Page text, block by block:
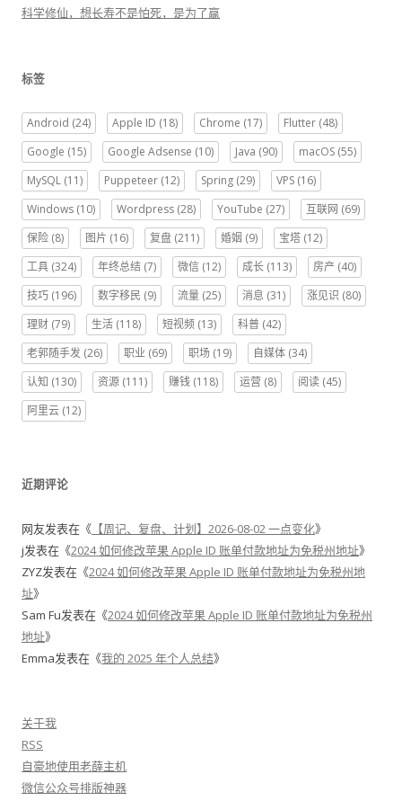
科学修仙，想长寿不是怕死，是为了赢
标签
Android (24) Apple ID (18) Chrome (17) Flutter (48)
Google (15) Google Adsense (10) Java (90) macOS (55)
MySQL (11) Puppeteer (12) Spring (29) VPS (16)
Windows (10) Wordpress (28) YouTube (27) 互联网 (69)
保险 (8) 图片 (16) 复盘 (211) 婚姻 (9) 宝塔 (12)
工具 (324) 年终总结 (7) 微信 (12) 成长 (113) 房产 (40)
技巧 (196) 数字移民 (9) 流量 (25) 消息 (31) 涨见识 (80)
理财 (79) 生活 (118) 短视频 (13) 科普 (42)
老郭随手发 (26) 职业 (69) 职场 (19) 自媒体 (34)
认知 (130) 资源 (111) 赚钱 (118) 运营 (8) 阅读 (45)
阿里云 (12)
近期评论
网友发表在《 【周记、复盘、计划】2026-08-02 一点变化》
j发表在《2024 如何修改苹果 Apple ID 账单付款地址为免税州地址》
ZYZ发表在《2024 如何修改苹果 Apple ID 账单付款地址为免税州地
址》
Sam Fu发表在《2024 如何修改苹果 Apple ID 账单付款地址为免税州
地址》
Emma发表在《我的 2025 年个人总结》
关于我
RSS
自豪地使用老薛主机
微信公众号排版神器